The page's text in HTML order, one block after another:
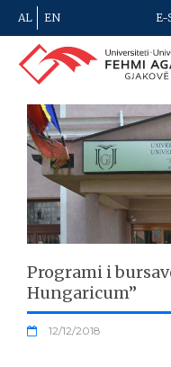
AL EN E-
Programi i
Hungaricum”
12/12/2018